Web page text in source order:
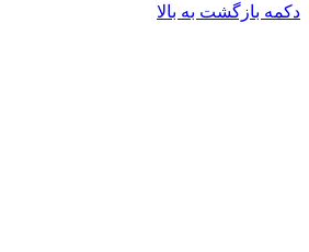
دکمه بازگشت به بالا